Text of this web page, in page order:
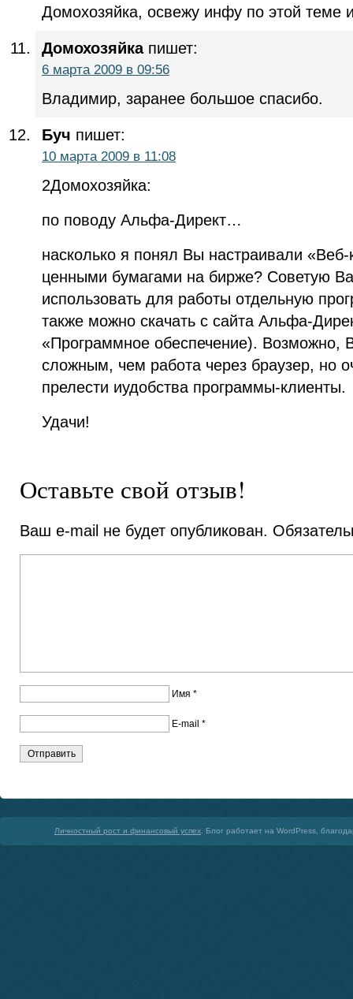
Домохозяйка, освежу инфу по этой теме
Домохозяйкапишет:
6 марта 2009 в 09:56
Владимир, заранее большое спасибо.
Буч пишет:
10 марта 2009 в 11:08
2Домохозяйка:
по поводу Альфа-Директ…
насколько я понял Вы настраивали
ценными бумагами на бирже? Советую
использовать для работы отдельную
также можно скачать с сайта Альфа-
«Программное обеспечение). Возможно,
сложным, чем работа через браузер, но
прелести иудобства программы-клиенты.
Удачи!
Оставьте свой отзыв!
Ваш e-mail не будет опубликован.
Имя *
E-mail *
Личностный рост и финансовый успех . Блог работает на WordPress,